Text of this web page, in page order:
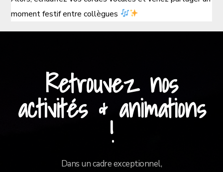
moment festif entre collègues
Retrouvez nos
activités & animations
!
Dans un cadre exceptionnel,